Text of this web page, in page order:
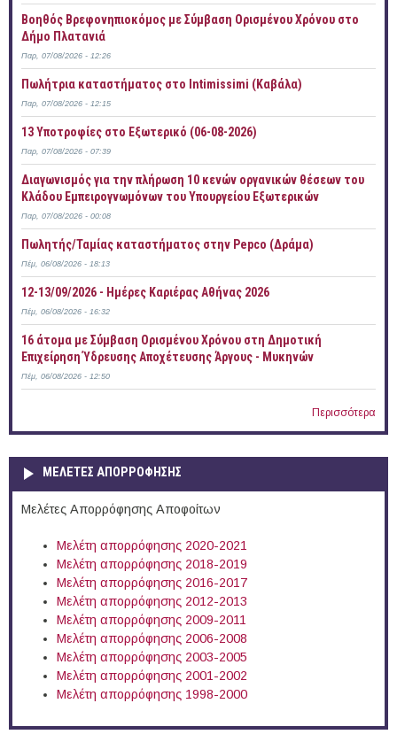
Βοηθός Βρεφονηπιοκόμος με Σύμβαση Ορισμένου Χρόνου στο
Δήμο Πλατανιά
Παρ, 07/08/2026 - 12:26
Πωλήτρια καταστήματος στο Intimissimi (Καβάλα)
Παρ, 07/08/2026 - 12:15
13 Υποτροφίες στο Εξωτερικό (06-08-2026)
Παρ, 07/08/2026 - 07:39
Διαγωνισμός για την πλήρωση 10 κενών οργανικών θέσεων του
Κλάδου Εμπειρογνωμόνων του Υπουργείου Εξωτερικών
Παρ, 07/08/2026 - 00:08
Πωλητής/Ταμίας καταστήματος στην Pepco (Δράμα)
Πέμ, 06/08/2026 - 18:13
12-13/09/2026 - Ημέρες Καριέρας Αθήνας 2026
Πέμ, 06/08/2026 - 16:32
16 άτομα με Σύμβαση Ορισμένου Χρόνου στη Δημοτική
Επιχείρηση Ύδρευσης Αποχέτευσης Άργους - Μυκηνών
Πέμ, 06/08/2026 - 12:50
Περισσότερα
ΜΕΛΕΤΕΣ ΑΠΟΡΡΟΦΗΣΗΣ
Μελέτες Απορρόφησης Αποφοίτων
Μελέτη απορρόφησης 2020-2021
Μελέτη απορρόφησης 2018-2019
Μελέτη απορρόφησης 2016-2017
Μελέτη απορρόφησης 2012-2013
Μελέτη απορρόφησης 2009-2011
Μελέτη απορρόφησης 2006-2008
Μελέτη απορρόφησης 2003-2005
Μελέτη απορρόφησης 2001-2002
Μελέτη απορρόφησης 1998-2000